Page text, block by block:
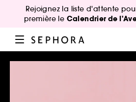
Rejoignez la liste d'attente
première le Calendrier de